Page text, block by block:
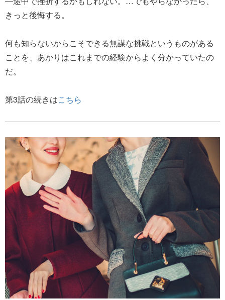
きっと後悔する。
何も知らないからこそできる無謀な挑戦というものがある
ことを、あかりはこれまでの経験からよく分かっていたの
だ。
第3話の続きはこちら